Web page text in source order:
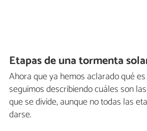
Etapas de una tormenta
Ahora que ya hemos aclarado qué
seguimos describiendo cuáles son
que se divide, aunque no todas las
darse.